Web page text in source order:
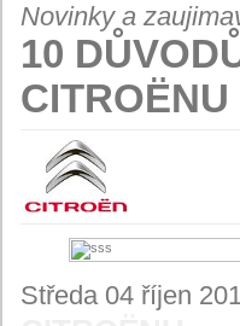
Novinky a
10
CITROËNU
Středa 04 říjen